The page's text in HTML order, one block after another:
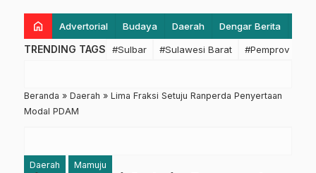
home Advertorial Budaya Daerah Dengar Berita
TRENDING TAGS #Sulbar #Sulawesi Barat #Pemprov
Beranda » Daerah » Lima Fraksi Setuju Ranperda Penyertaan
Modal PDAM
Daerah Mamuju